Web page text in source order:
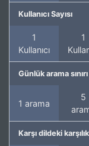
Kullanıcı Sayısı
1
Kullanıcı
1
Günlük arama sınırı
1 arama
5
Karşı dildeki